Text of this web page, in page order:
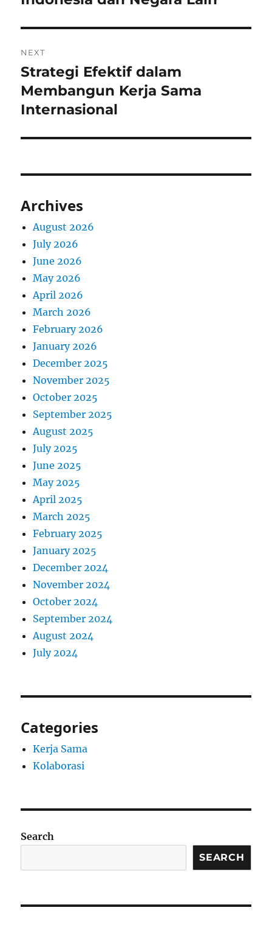
NEXT
Next
post:
Strategi Efektif dalam
Membangun Kerja Sama
Internasional
Archives
August 2026
July 2026
June 2026
May 2026
April 2026
March 2026
February 2026
January 2026
December 2025
November 2025
October 2025
September 2025
August 2025
July 2025
June 2025
May 2025
April 2025
March 2025
February 2025
January 2025
December 2024
November 2024
October 2024
September 2024
August 2024
July 2024
Categories
Kerja Sama
Kolaborasi
Search
SEARCH